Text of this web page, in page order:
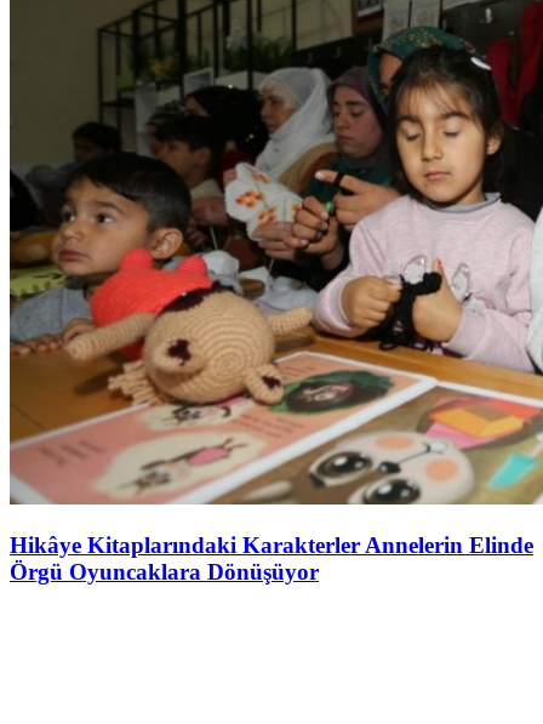
Hikâye Kitaplarındaki Karakterler Annelerin Elinde
Örgü Oyuncaklara Dönüşüyor